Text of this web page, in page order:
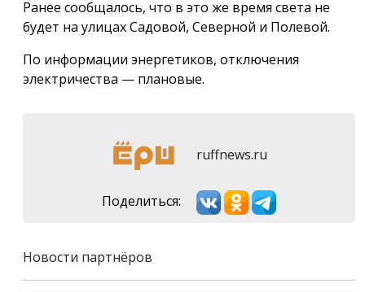
Ранее сообщалось, что в это же время света не
будет на улицах Садовой, Северной и Полевой.
По информации энергетиков, отключения
электричества — плановые.
ruffnews.ru
Поделиться:
Новости партнёров